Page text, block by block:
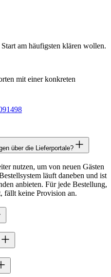
am häufigsten klären wollen.
mit einer konkreten
über die Lieferportale?
nutzen, um von neuen Gästen
läuft daneben und ist
anbieten. Für jede Bestellung,
fällt keine Provision an.